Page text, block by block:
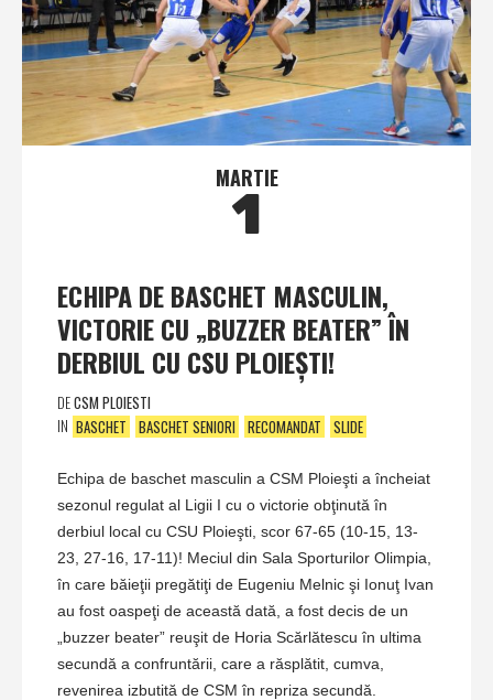
MARTIE
1
ECHIPA DE BASCHET MASCULIN,
VICTORIE CU „BUZZER BEATER” ÎN
DERBIUL CU CSU PLOIEŞTI!
DECSM PLOIESTI
IN BASCHET BASCHET SENIORI RECOMANDAT SLIDE
Echipa de baschet masculin a CSM Ploieşti a încheiat
sezonul regulat al Ligii I cu o victorie obţinută în
derbiul local cu CSU Ploieşti, scor 67-65 (10-15, 13-
23, 27-16, 17-11)! Meciul din Sala Sporturilor Olimpia,
în care băieţii pregătiţi de Eugeniu Melnic şi Ionuţ Ivan
au fost oaspeţi de această dată, a fost decis de un
„buzzer beater” reuşit de Horia Scărlătescu în ultima
secundă a confruntării, care a răsplătit, cumva,
revenirea izbutită de CSM în repriza secundă.